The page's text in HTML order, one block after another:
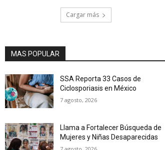
Cargar más
MAS POPULAR
SSA Reporta 33 Casos de
Ciclosporiasis en México
7 agosto, 2026
Llama a Fortalecer Búsqueda de
Mujeres y Niñas Desaparecidas